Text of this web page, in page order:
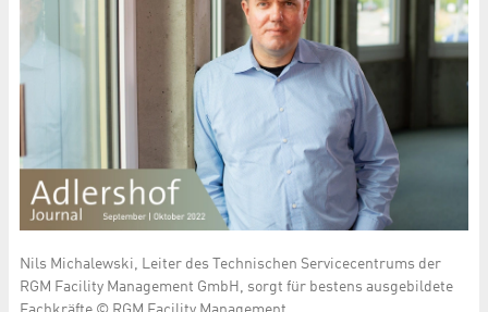
Nils Michalewski, Leiter des Technischen Servicecentrums der
RGM Facility Management GmbH, sorgt für bestens ausgebildete